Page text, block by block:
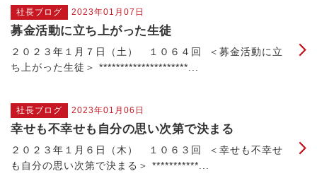
社長ブログ 2023年01月07日
募金活動に立ち上がった生徒
２０２３年１月７日（土） １０６４回 ＜募金活動に立
ち上がった生徒＞ *********************...
社長ブログ 2023年01月06日
幸せも不幸せも自分の思い次第で決まる
２０２３年１月６日（木） １０６３回 ＜幸せも不幸せ
も自分の思い次第で決まる＞ ***********...